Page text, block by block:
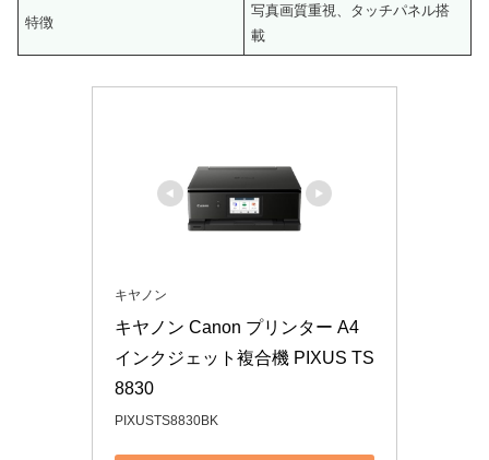
特徴
写真画質重視、タッチパネル搭
載
キヤノン
キヤノン Canon プリンター A4
インクジェット複合機 PIXUS TS
8830
PIXUSTS8830BK